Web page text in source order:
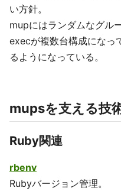
い方針。
mupにはランダムなグル
execが複数台構成になっ
るようになっている。
mupsを支える技
Ruby関連
rbenv
Rubyバージョン管理。